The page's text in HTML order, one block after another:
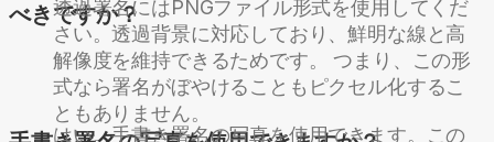
べきですか？
透過署名にはPNGファイル形式を使用してくだ
さい。透過背景に対応しており、鮮明な線と高
解像度を維持できるためです。 つまり、この形
式なら署名がぼやけることもピクセル化するこ
ともありません。
はい。手書き署名の写真を使用できます。この